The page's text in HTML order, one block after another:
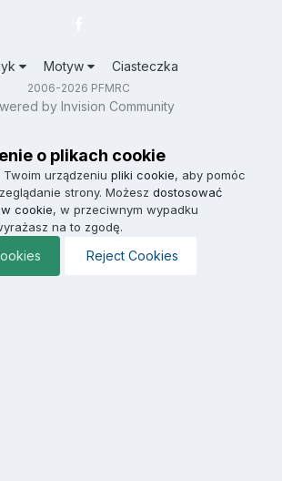
Motyw Ciasteczka
2006-2026 PFMRC
by Invision Community
o plikach cookie
urządzeniu pliki cookie, aby pomóc
strony. Możesz dostosować
cookie, w przeciwnym wypadku
na to zgodę.
Reject Cookies